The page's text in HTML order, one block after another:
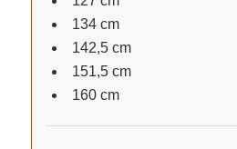
134 cm
142,5 cm
151,5 cm
160 cm